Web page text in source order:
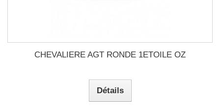
CHEVALIERE AGT RONDE 1ETOILE OZ
Détails